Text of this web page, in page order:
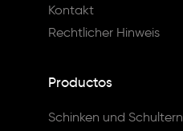
Kontakt
Rechtlicher Hinweis
Productos
Schinken und Schultern